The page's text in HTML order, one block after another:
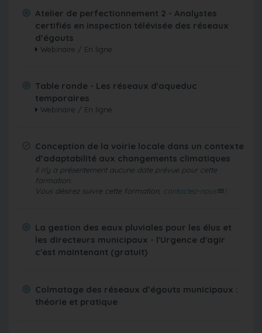
Atelier de perfectionnement 2 - Analystes
certifiés en inspection télévisée des réseaux
d’égouts
Webinaire / En ligne
Table ronde - Les réseaux d'aqueduc
temporaires
Webinaire / En ligne
Conception de la voirie locale dans un contexte
d’adaptabilité aux changements climatiques
Il n'y a présentement aucune date prévue pour cette
formation.
Vous désirez suivre cette formation, contactez-nous !
La gestion des eaux pluviales pour les élus et
les directeurs municipaux - l'Urgence d'agir
c'est maintenant (gratuit)
Colmatage des réseaux d’égouts municipaux :
théorie et pratique